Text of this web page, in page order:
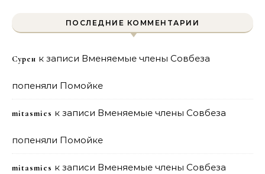
ПОСЛЕДНИЕ КОММЕНТАРИИ
Сурен к записи Вменяемые члены Совбеза
попеняли Помойке
mitasmies к записи Вменяемые члены Совбеза
попеняли Помойке
mitasmies к записи Вменяемые члены Совбеза